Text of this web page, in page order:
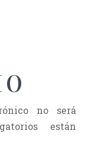
no será
están